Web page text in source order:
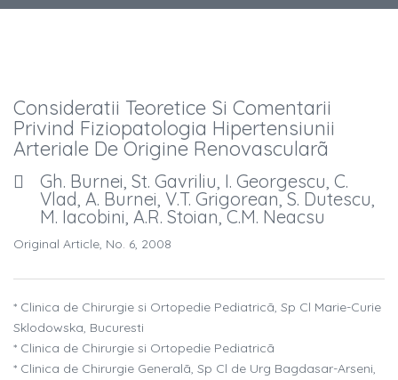
Consideratii Teoretice Si Comentarii
Privind Fiziopatologia Hipertensiunii
Arteriale De Origine Renovascularã
Gh. Burnei, St. Gavriliu, I. Georgescu, C.
Vlad, A. Burnei, V.T. Grigorean, S. Dutescu,
M. Iacobini, A.R. Stoian, C.M. Neacsu
Original Article, No. 6, 2008
* Clinica de Chirurgie si Ortopedie Pediatricã, Sp Cl Marie-Curie
Sklodowska, Bucuresti
* Clinica de Chirurgie si Ortopedie Pediatricã
* Clinica de Chirurgie Generalã, Sp Cl de Urg Bagdasar-Arseni,